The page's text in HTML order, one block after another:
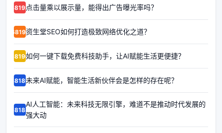
68192点击量乘以展示量，能得出广告曝光率吗？
68191资生堂SEO如何打造极致网络优化之道？
68190如何一键下载免费科技助手，让AI赋能生活更便捷？
68189未来AI赋能，智能生活新伙伴会是怎样的存在呢？
68188
AI人工智能：未来科技无限引擎，难道不是推动时代发展的
强大动